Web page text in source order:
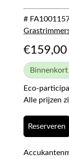
#
€159,00
Eco-
Alle prijzen
Reserveren